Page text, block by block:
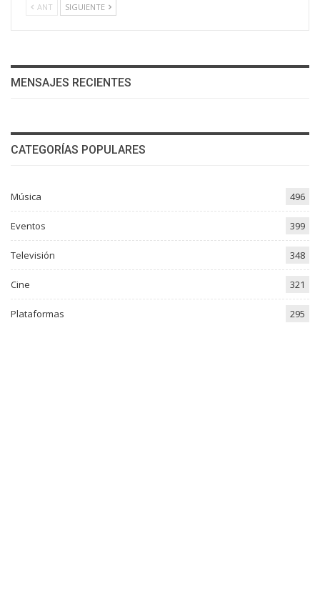
ANT SIGUIENTE
MENSAJES RECIENTES
CATEGORÍAS POPULARES
Música 496
Eventos 399
Televisión 348
Cine 321
Plataformas 295